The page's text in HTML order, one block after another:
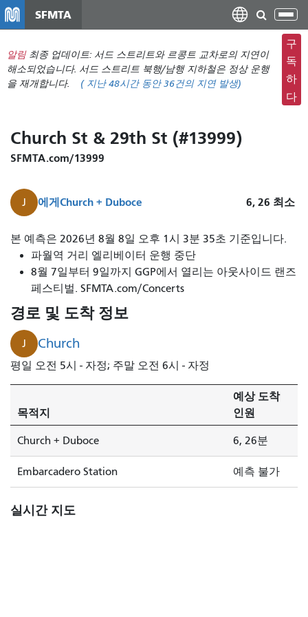
텐
츠
로
뛰
SFMTA
탐
색
메
뉴
전
환
알림 최종 업데이트: 서드 스트리트와 르콩트 교차로의 지연이
해소되었습니다. 서드 스트리트 북행/남행 지하철은 정상 운행
을 재개합니다.
( 지난 48시간 동안36건의 지연 발생)
구
독
하
다
Church St & 29th St (#13999)
SFMTA.com/13999
J 에게Church + Duboce 6, 26 최소
본 예측은 2026년 8월 8일 오후 1시 3분 35초 기준입니다.
파월역 거리 엘리베이터 운행 중단
8월 7일부터 9일까지 GGP에서 열리는 아웃사이드 랜즈
페스티벌. SFMTA.com/Concerts
경로 및 도착 정보
J Church
평일 오전 5시 - 자정; 주말 오전 6시 - 자정
목적지
예상 도착
인원
Church + Duboce 6, 26분
Embarcadero Station 예측 불가
실시간 지도